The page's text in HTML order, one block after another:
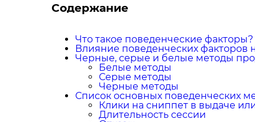
Содержание
Что такое поведенческие факторы?
Влияние поведенческих факторов
Черные, серые и белые методы
Белые методы
Серые методы
Черные методы
Список основных поведенческих
Клики на сниппет в выдаче
Длительность сессии